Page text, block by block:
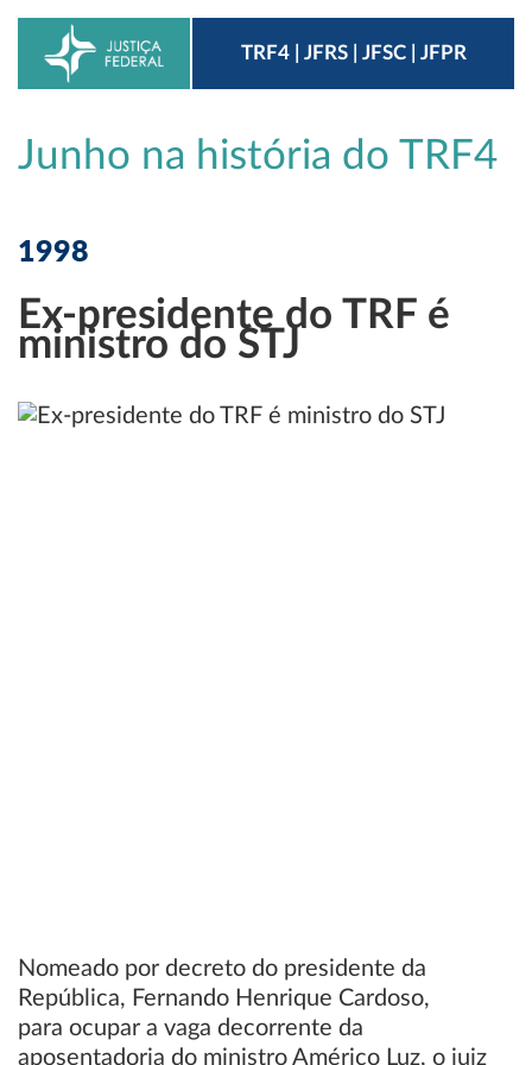
TRF4 | JFRS | JFSC | JFPR
Junho na história do TRF4
1998
Ex-presidente do TRF é
ministro do STJ
Nomeado por decreto do presidente da
República, Fernando Henrique Cardoso,
para ocupar a vaga decorrente da
aposentadoria do ministro Américo Luz, o juiz